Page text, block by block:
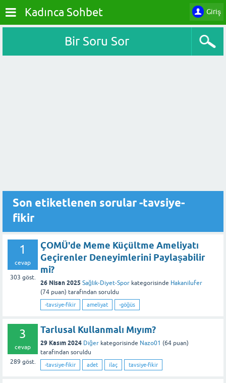
Giriş
Kadınca Sohbet
Bir Soru Sor
Son etiketlenen sorular -tavsiye-
fikir
1
cevap
303 göst.
ÇOMÜ'de Meme Küçültme Ameliyatı
Geçirenler Deneyimlerini Paylaşabilir
mi?
26 Nisan 2025 Sağlık-Diyet-Spor kategorisinde Hakanilufer
(74 puan) tarafından soruldu
-tavsiye-fikir ameliyat -göğüs
3
cevap
289 göst.
Tarlusal Kullanmalı Mıyım?
29 Kasım 2024 Diğer kategorisinde Nazo01 (64 puan)
tarafından soruldu
-tavsiye-fikir adet ilaç tavsiye-fikir